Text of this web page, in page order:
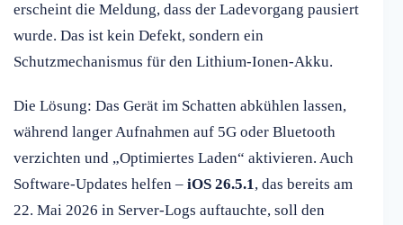
erscheint die Meldung, dass der Ladevorgang pausiert
wurde. Das ist kein Defekt, sondern ein
Schutzmechanismus für den Lithium-Ionen-Akku.
Die Lösung: Das Gerät im Schatten abkühlen lassen,
während langer Aufnahmen auf 5G oder Bluetooth
verzichten und „Optimiertes Laden“ aktivieren. Auch
Software-Updates helfen – iOS 26.5.1, das bereits am
22. Mai 2026 in Server-Logs auftauchte, soll den